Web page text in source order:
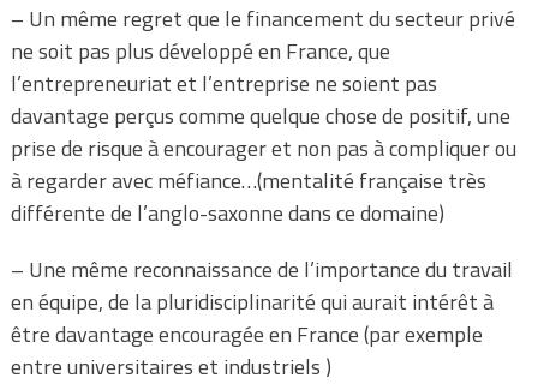
– Un même regret que le financement du secteur privé
ne soit pas plus développé en France, que
l’entrepreneuriat et l’entreprise ne soient pas
davantage perçus comme quelque chose de positif, une
prise de risque à encourager et non pas à compliquer ou
à regarder avec méfiance…(mentalité française très
différente de l’anglo-saxonne dans ce domaine)
– Une même reconnaissance de l’importance du travail
en équipe, de la pluridisciplinarité qui aurait intérêt à
être davantage encouragée en France (par exemple
entre universitaires et industriels )